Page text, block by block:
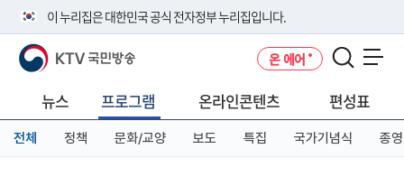
이 누리집은 대한민국 공식 전자정부 누리집입니다.
공식 누리집 주소 확인하기
니다.
이밖에 or.kr 또는 .kr등 다른 도메인 주소를 사용하고 있다면 아래 URL에
서 도메인 주소를 확인해 보세요
KTV 국민방송 온 에어
뉴스 프로그램 온라인콘텐츠 편성표
전체 정책 문화/교양 보도 특집 국가기념식 종영